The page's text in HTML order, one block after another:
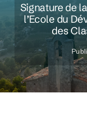
Signature de
l’Ecole du
des